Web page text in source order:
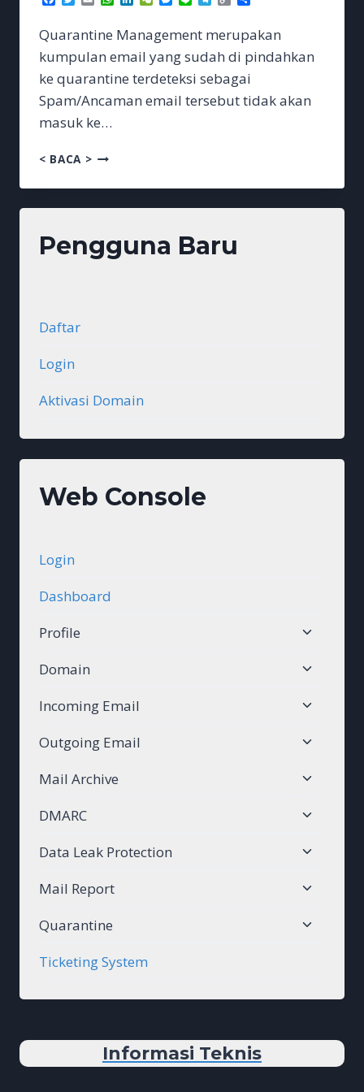
Quarantine Management merupakan
kumpulan email yang sudah di pindahkan
ke quarantine terdeteksi sebagai
Spam/Ancaman email tersebut tidak akan
masuk ke…
< BACA >MANAGEMENT
Pengguna Baru
Daftar
Login
Aktivasi Domain
Web Console
Login
Dashboard
Profile
Toggle
menu
Domain
Toggle
menu
Incoming Email
Toggle
menu
Outgoing Email
Toggle
menu
Mail Archive
Toggle
menu
DMARC
Toggle
menu
Data Leak Protection
Toggle
menu
Mail Report
Toggle
menu
Quarantine
Toggle
Ticketing System
Informasi Teknis